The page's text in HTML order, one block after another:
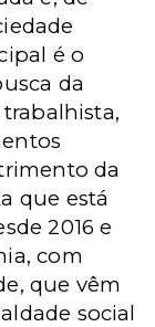
é o
da
da
que está
2016 e
com
que vêm
social